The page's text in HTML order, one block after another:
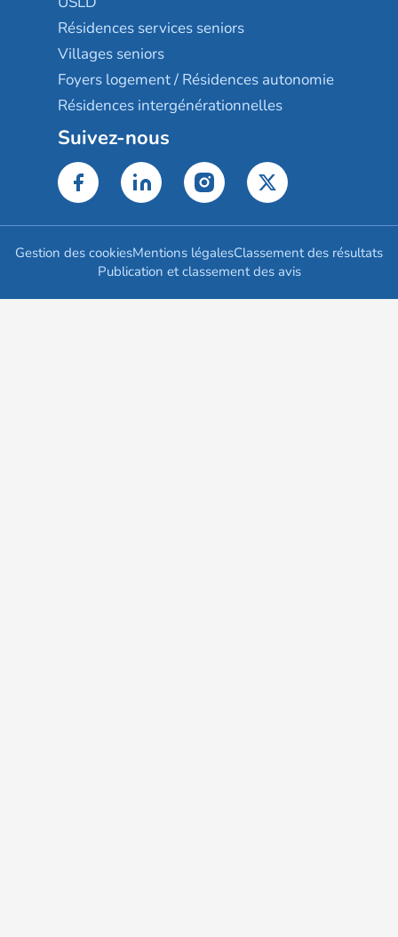
Résidences services seniors
Villages seniors
Foyers logement / Résidences autonomie
Résidences intergénérationnelles
Suivez-nous
Gestion des cookiesMentions légalesClassement des résultats
Publication et classement des avis